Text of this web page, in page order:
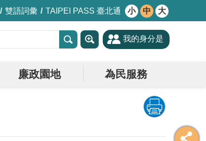
雙語詞彙 TAIPEI PASS 臺北通 小 中 大
我的身分是
廉政園地 為民服務